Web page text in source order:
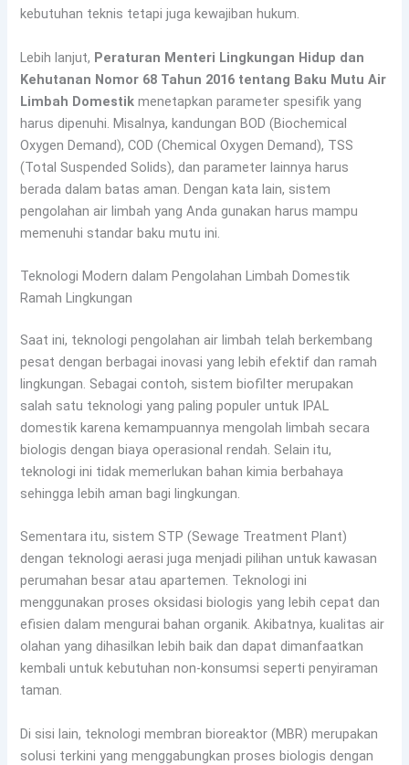
kebutuhan teknis tetapi juga kewajiban hukum.
Lebih lanjut, Peraturan Menteri Lingkungan Hidup dan
Kehutanan Nomor 68 Tahun 2016 tentang Baku Mutu Air
Limbah Domestik menetapkan parameter spesifik yang
harus dipenuhi. Misalnya, kandungan BOD (Biochemical
Oxygen Demand), COD (Chemical Oxygen Demand), TSS
(Total Suspended Solids), dan parameter lainnya harus
berada dalam batas aman. Dengan kata lain, sistem
pengolahan air limbah yang Anda gunakan harus mampu
memenuhi standar baku mutu ini.
Teknologi Modern dalam Pengolahan Limbah Domestik
Ramah Lingkungan
Saat ini, teknologi pengolahan air limbah telah berkembang
pesat dengan berbagai inovasi yang lebih efektif dan ramah
lingkungan. Sebagai contoh, sistem biofilter merupakan
salah satu teknologi yang paling populer untuk IPAL
domestik karena kemampuannya mengolah limbah secara
biologis dengan biaya operasional rendah. Selain itu,
teknologi ini tidak memerlukan bahan kimia berbahaya
sehingga lebih aman bagi lingkungan.
Sementara itu, sistem STP (Sewage Treatment Plant)
dengan teknologi aerasi juga menjadi pilihan untuk kawasan
perumahan besar atau apartemen. Teknologi ini
menggunakan proses oksidasi biologis yang lebih cepat dan
efisien dalam mengurai bahan organik. Akibatnya, kualitas air
olahan yang dihasilkan lebih baik dan dapat dimanfaatkan
kembali untuk kebutuhan non-konsumsi seperti penyiraman
taman.
Di sisi lain, teknologi membran bioreaktor (MBR) merupakan
solusi terkini yang menggabungkan proses biologis dengan